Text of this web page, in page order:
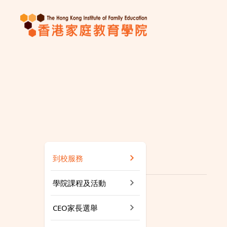
到校服務
學院課程及活動
CEO家長選舉